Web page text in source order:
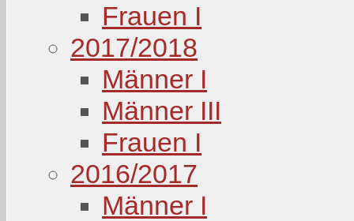
Frauen I
2017/2018
Männer I
Männer III
Frauen I
2016/2017
Männer I